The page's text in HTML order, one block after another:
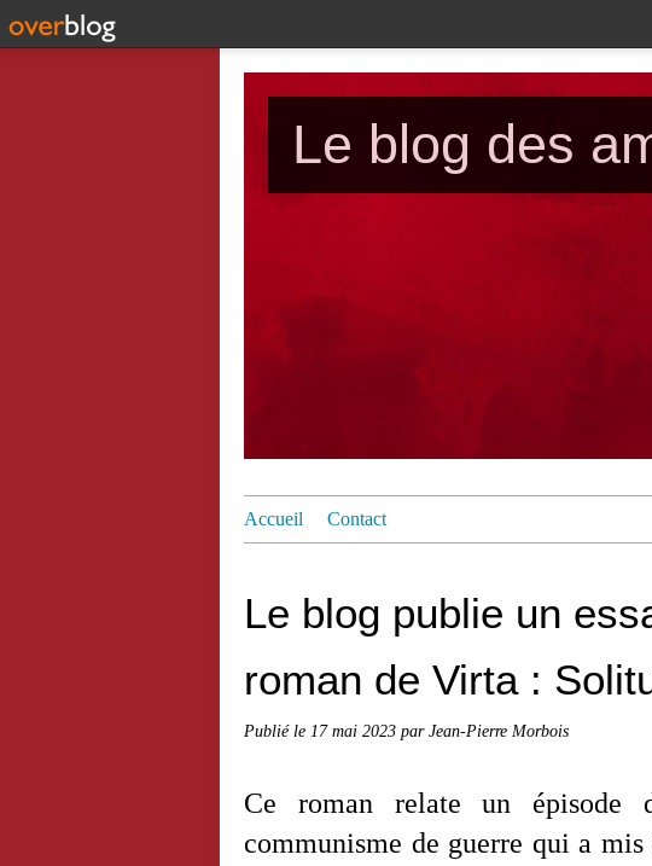
Le blog des
Accueil Contact
Le blog publie un
roman de Virta :
Publié le 17 mai 2023 par Jean-Pierre Morbois
Ce roman relate un
communisme de guerre qui a